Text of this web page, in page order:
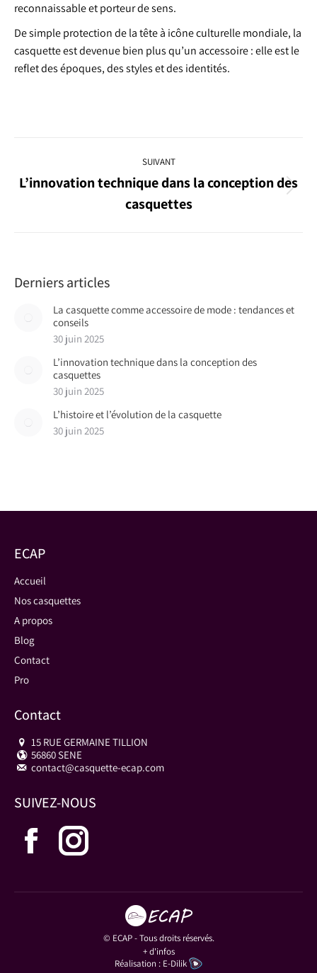
reconnaissable et porteur de sens.
De simple protection de la tête à icône culturelle mondiale, la
casquette est devenue bien plus qu’un accessoire : elle est le
reflet des époques, des styles et des identités.
article
SUIVANT
Article
suivant
L’innovation technique dans la conception des
casquettes
Derniers articles
La casquette comme accessoire de mode : tendances et
conseils
30 juin 2025
L’innovation technique dans la conception des
casquettes
30 juin 2025
L’histoire et l’évolution de la casquette
30 juin 2025
ECAP
Accueil
Nos casquettes
A propos
Blog
Contact
Pro
Contact
15 RUE GERMAINE TILLION
56860 SENE
contact@casquette-ecap.com
SUIVEZ-NOUS
La
Facebook
s'ouvre
Instagram
s'ouvre
© ECAP - Tous droits réservés.
+ d'infos
Réalisation : E-Dilik